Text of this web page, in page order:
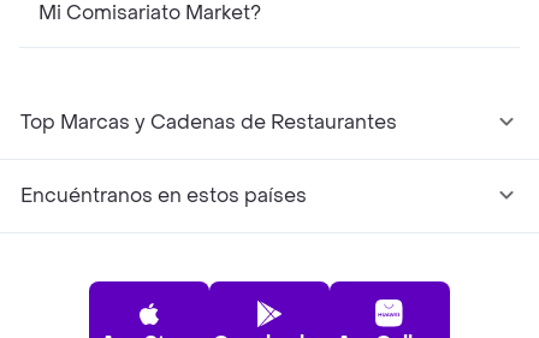
Mi Comisariato Market?
Top Marcas y Cadenas de Restaurantes
Encuéntranos en estos países